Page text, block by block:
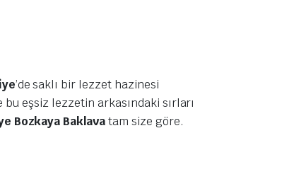
’de saklı bir lezzet hazinesi
eşsiz lezzetin arkasındaki sırları
Bozkaya Baklavatam size göre.